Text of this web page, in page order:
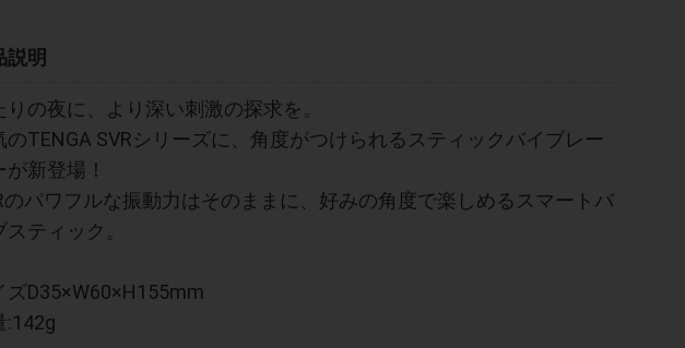
説明
りの夜に、より深い刺激の探求を。
のTENGA SVRシリーズに、角度がつけられるスティックバイブレー
が新登場！
のパワフルな振動力はそのままに、好みの角度で楽しめるスマートバ
スティック。
ズD35×W60×H155mm
:142g